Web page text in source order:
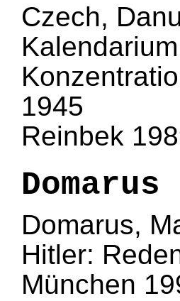
Czech,
1945
Reinbek
Domarus
Domarus,
Hitler:
München